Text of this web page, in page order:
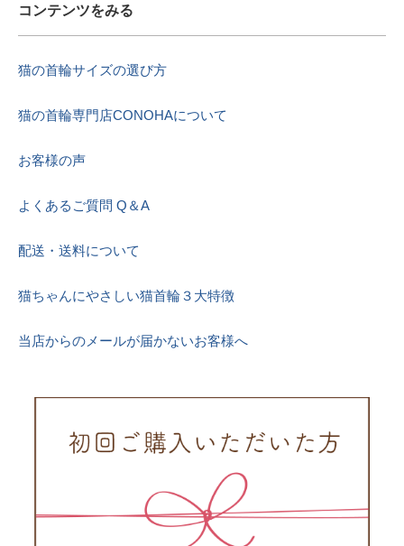
コンテンツをみる
猫の首輪サイズの選び方
猫の首輪専門店CONOHAについて
お客様の声
よくあるご質問 Q＆A
配送・送料について
猫ちゃんにやさしい猫首輪３大特徴
当店からのメールが届かないお客様へ